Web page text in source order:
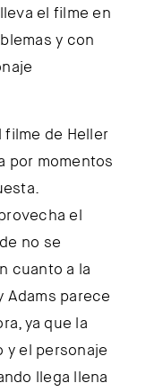
el filme en
y con
filme de Heller
por momentos
el
no se
cuanto a la
Adams parece
ya que la
y el personaje
llega llena